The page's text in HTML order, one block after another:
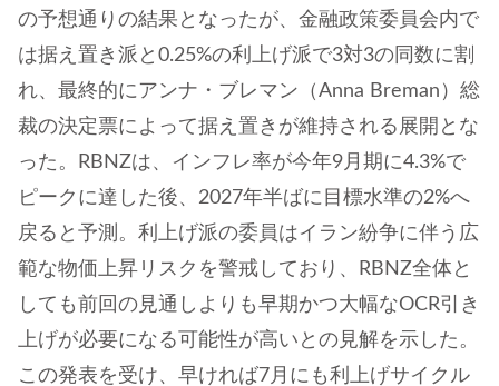
の予想通りの結果となったが、金融政策委員会内で
は据え置き派と0.25%の利上げ派で3対3の同数に割
れ、最終的にアンナ・ブレマン（Anna Breman）総
裁の決定票によって据え置きが維持される展開とな
った。RBNZは、インフレ率が今年9月期に4.3%で
ピークに達した後、2027年半ばに目標水準の2%へ
戻ると予測。利上げ派の委員はイラン紛争に伴う広
範な物価上昇リスクを警戒しており、RBNZ全体と
しても前回の見通しよりも早期かつ大幅なOCR引き
上げが必要になる可能性が高いとの見解を示した。
この発表を受け、早ければ7月にも利上げサイクル